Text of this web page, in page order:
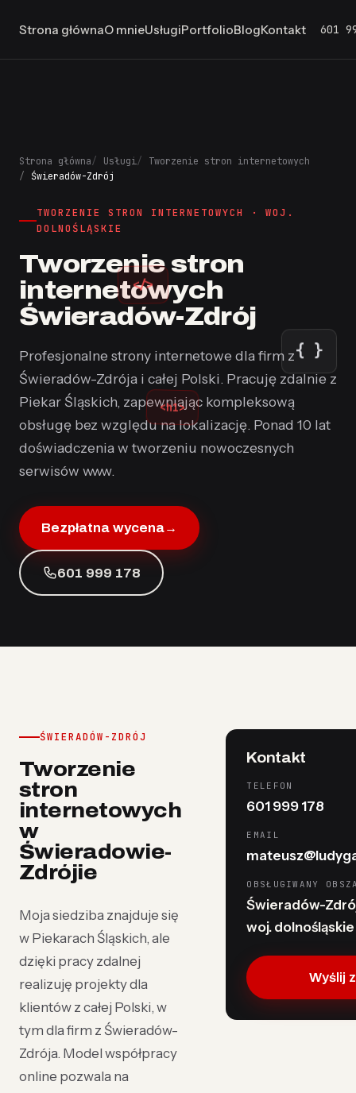
Strona głównaO mnieUsługiPortfolioBlogKontakt 601
</>
{ }
<h1>
Strona główna Usługi
Tworzenie stron internetowych
Świeradów-Zdrój
TWORZENIE STRON INTERNETOWYCH · WOJ.
DOLNOŚLĄSKIE
Tworzenie stron
internetowych
Świeradów-Zdrój
Profesjonalne strony internetowe dla firm z
Świeradów-Zdrója i całej Polski. Pracuję zdalnie z
Piekar Śląskich, zapewniając kompleksową
obsługę bez względu na lokalizację. Ponad 10 lat
doświadczenia w tworzeniu nowoczesnych
serwisów www.
Bezpłatna wycena→
601 999 178
ŚWIERADÓW-ZDRÓJ
Tworzenie
stron
internetowych
w
Świeradowie-
Zdrójie
Moja siedziba znajduje się
w Piekarach Śląskich, ale
dzięki pracy zdalnej
realizuję projekty dla
klientów z całej Polski, w
tym dla firm z Świeradów-
Zdrója. Model współpracy
online pozwala na
Kontakt
TELEFON
601 999 178
EMAIL
OBSŁUGIWANY
Świeradów-
woj. dolnośląskie
Wyślij